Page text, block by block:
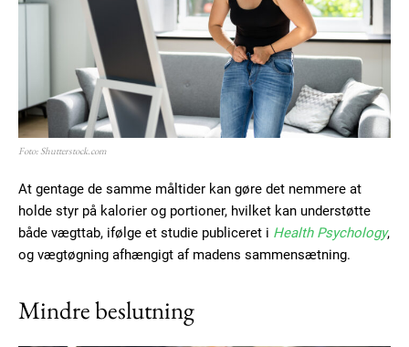
Foto: Shutterstock.com
At gentage de samme måltider kan gøre det nemmere at
holde styr på kalorier og portioner, hvilket kan understøtte
både vægttab, ifølge et studie publiceret i Health Psychology,
og vægtøgning afhængigt af madens sammensætning.
Mindre beslutning